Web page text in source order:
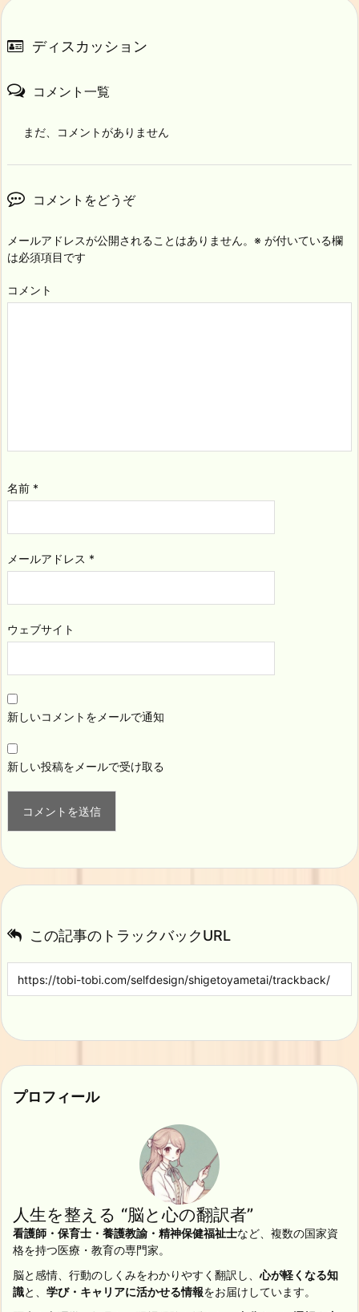
ディスカッション
コメント一覧
まだ、コメントがありません
コメントをどうぞ
メールアドレスが公開されることはありません。 ※ が付いている欄
は必須項目です
コメント
名前 *
メールアドレス *
ウェブサイト
新しいコメントをメールで通知
新しい投稿をメールで受け取る
この記事のトラックバックURL
プロフィール
人生を整える “脳と心の翻訳者”
看護師・保育士・養護教諭・精神保健福祉士など、複数の国家資
格を持つ医療・教育の専門家。
脳と感情、行動のしくみをわかりやすく翻訳し、 心が軽くなる知
識と、 学び・キャリアに活かせる情報をお届けしています。